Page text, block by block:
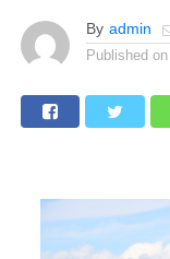
By admin
Published on